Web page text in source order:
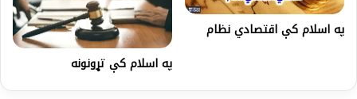
په اسلام کې اقتصادي نظام
په اسلام کې تړونونه